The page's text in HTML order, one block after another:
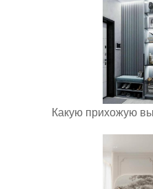
Какую прихожую